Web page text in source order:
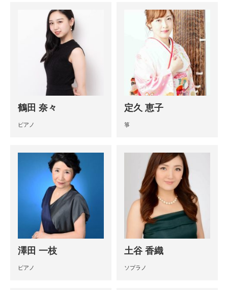
鶴田 奈々
ピアノ
定久 恵子
箏
澤田 一枝
ピアノ
土谷 香織
ソプラノ